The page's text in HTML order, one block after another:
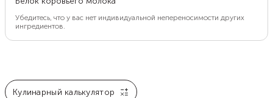
Убедитесь, что у вас нет индивидуальной непереносимости других
ингредиентов.
Кулинарный калькулятор